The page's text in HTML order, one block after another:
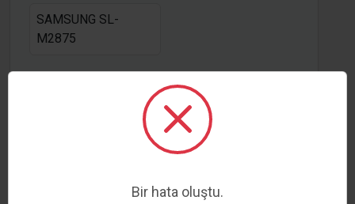
SAMSUNG SL-
M2875
SAMSUNG MLT116L SİYAH MUADİL TONER
Bir hata oluştu.